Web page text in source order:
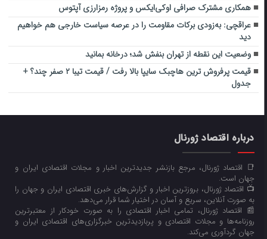
همکاری مشترک صرافی اوکی‌ایکس و پروژه رمزارزی آپتوس
عراقچی: به‌زودی برکات مقاومت را در عرصه سیاست خارجی هم خواهیم
دید
وضعیت این نقطه از تهران بنفش شد؛ درخانه بمانید
قیمت پرفروش ترین هاچبک سایپا بالا رفت / قیمت تیبا ۲ صفر چند؟ +
جدول
درباره اقتصاد ژورنال
📑 اقتصاد ژورنال، مرجع بازنشر جدیدترین اخبار و مجلات اقتصادی ایران و
جهان است.
📺 اقتصاد ژورنال، بروزترین اخبار و گزارش‌های خبری اقتصادی ایران و جهان را
به صورت آنلاین، سریع و آسان در اختیار شما قرار می‌‌دهد.
📰 اقتصاد ژورنال، تمامی اخبار اقتصادی را به صورت خودکار از معتبرترین
روزنامه‌ها و مجلات اقتصادی و پربازدیدترین خبرگزاری‌های اقتصادی ایران و
جهان گردآوری می‌کند.